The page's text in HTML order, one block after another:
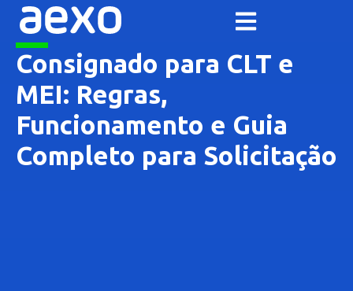
Consignado para CLT e
MEI: Regras,
Funcionamento e Guia
Completo para Solicitação